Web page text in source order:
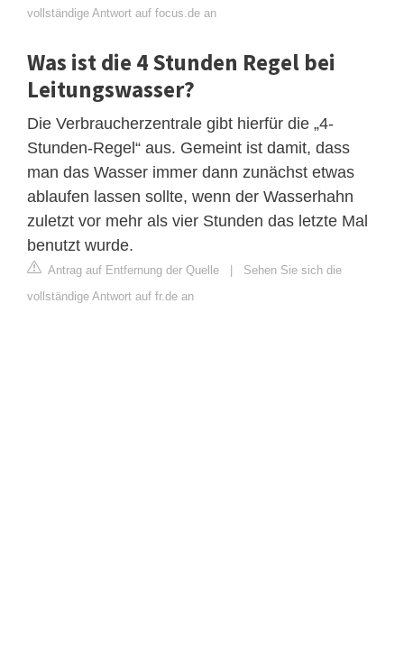
vollständige Antwort auf focus.de an
Was ist die 4 Stunden Regel bei
Leitungswasser?
Die Verbraucherzentrale gibt hierfür die „4-
Stunden-Regel“ aus. Gemeint ist damit, dass
man das Wasser immer dann zunächst etwas
ablaufen lassen sollte, wenn der Wasserhahn
zuletzt vor mehr als vier Stunden das letzte Mal
benutzt wurde.
Antrag auf Entfernung der Quelle | Sehen Sie sich die
vollständige Antwort auf fr.de an